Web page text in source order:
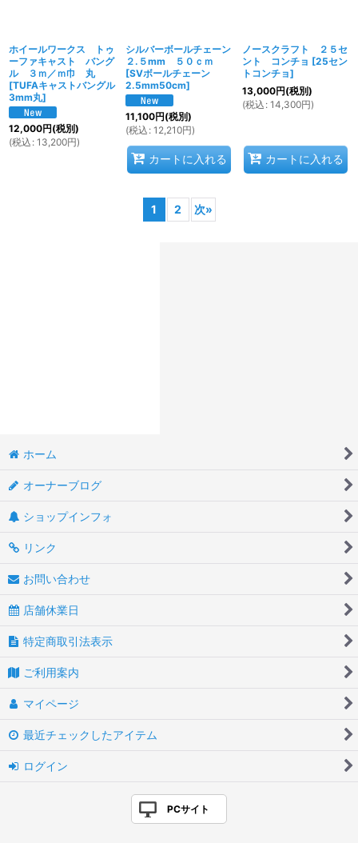
ホイールワークス トゥ
ーファキャスト バング
ル ３ｍ／ｍ巾 丸
[TUFAキャストバングル
3mm丸]
12,000円(税別)
(税込 : 13,200円)
シルバーボールチェーン
２.５mm ５０ｃｍ
[SVボールチェーン
2.5mm50cm]
11,100円(税別)
(税込 : 12,210円)
カートに入れる
ノースクラフト ２５セ
ント コンチョ [25セン
トコンチョ]
13,000円(税別)
(税込 : 14,300円)
カートに入れる
1 2 次»
ホーム
オーナーブログ
ショップインフォ
リンク
お問い合わせ
店舗休業日
特定商取引法表示
ご利用案内
マイページ
最近チェックしたアイテム
ログイン
PCサイト